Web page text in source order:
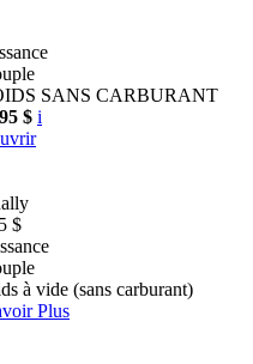
SANS CARBURANT
$ i
$
à vide (sans carburant)
Plus